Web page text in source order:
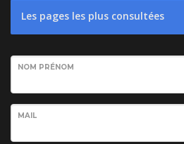
Les pages les plus consultées
NOM PRÉNOM
MAIL